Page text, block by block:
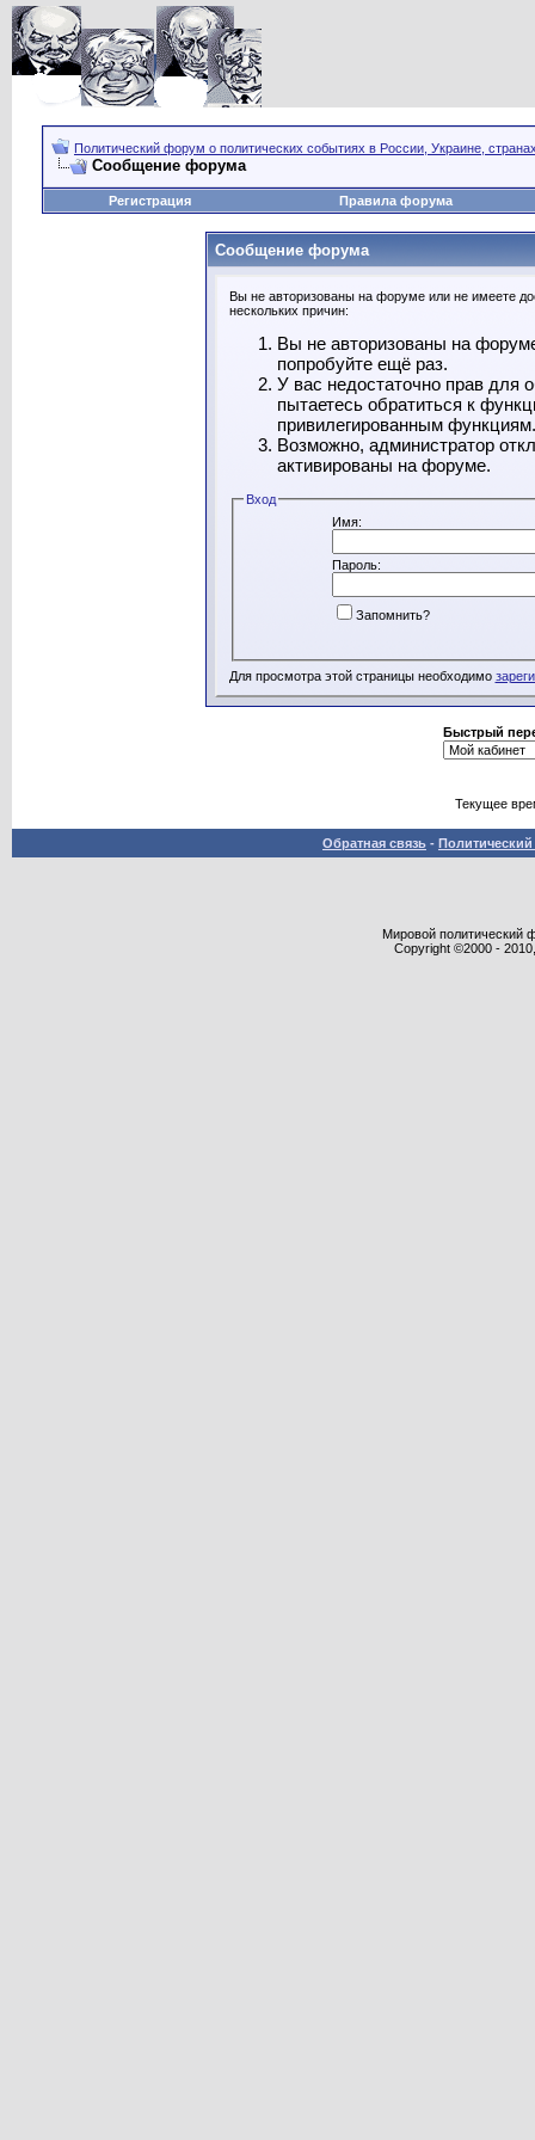
Политический форум о политических событиях в России, Украине,
Сообщение форума
Регистрация Правила форума
Сообщение форума
Вы не авторизованы на форуме или не имеете
нескольких причин:
Вы не авторизованы на
попробуйте ещё раз.
У вас недостаточно прав для
пытаетесь обратиться к
привилегированным функциям.
Возможно, администратор
активированы на форуме.
Вход
Имя:
Пароль:
Запомнить?
Для просмотра этой страницы необходимо
Быстрый
Текущее
Обратная связь -
Мировой политический
Copyright ©2000 -